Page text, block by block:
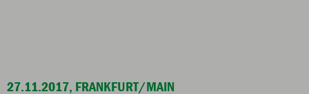
27.11.2017, FRANKFURT/MAIN